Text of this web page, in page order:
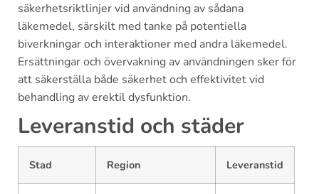
säkerhetsriktlinjer vid användning av sådana
läkemedel, särskilt med tanke på potentiella
biverkningar och interaktioner med andra läkemedel.
Ersättningar och övervakning av användningen sker för
att säkerställa både säkerhet och effektivitet vid
behandling av erektil dysfunktion.
Leveranstid och städer
Stad Region Leveranstid